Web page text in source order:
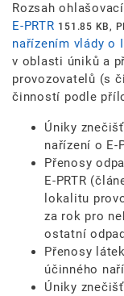
Rozsah
E-PRTR 151.85 KB,
nařízením vlády o
v oblasti úniků a
provozovatelů (s
činností podle
Úniky
nařízení o E-
Přenosy
E-PRTR
lokalitu
za rok pro
ostatní
Přenosy
účinného
Úniky